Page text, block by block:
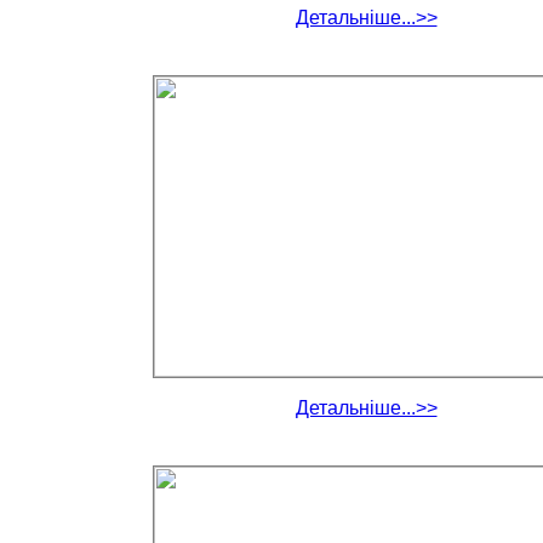
Детальніше...>>
Детальніше...>>